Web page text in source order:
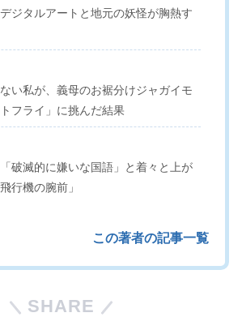
ジタルアートと地元の妖怪が胸熱す
い私が、義母のお裾分けジャガイモ
フライ」に挑んだ結果
破滅的に嫌いな国語」と着々と上が
行機の腕前」
この著者の記事一覧
SHARE